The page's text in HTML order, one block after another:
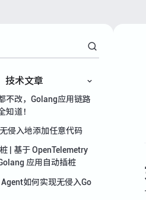
技术文章
不改，Golang应用链路
知道！
侵入地添加任意代码
| 基于 OpenTelemetry
应用自动插桩
Agent如何实现无侵入Go